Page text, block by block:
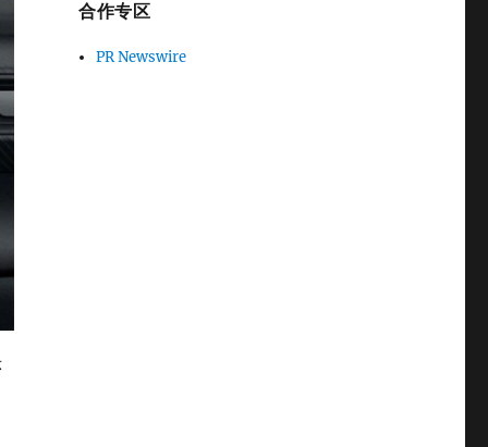
合作专区
PR Newswire